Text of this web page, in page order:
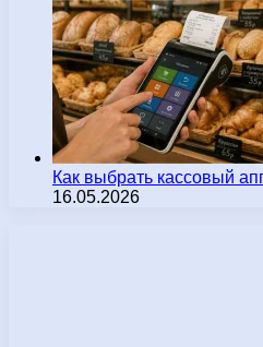
Как выбрать кассовый
16.05.2026